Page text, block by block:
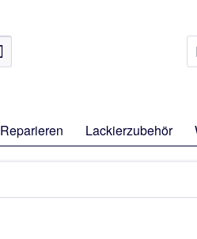
Reparieren Lackierzubehör